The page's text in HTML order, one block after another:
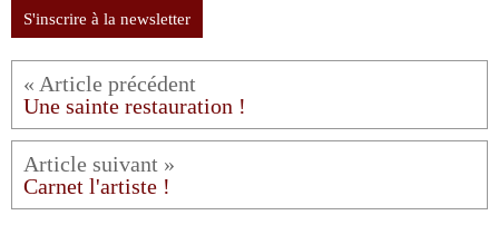
S'inscrire à la newsletter
Une sainte restauration !
Carnet l'artiste !